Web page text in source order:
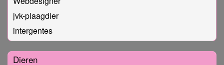
jvk-plaagdier
intergentes
Dieren